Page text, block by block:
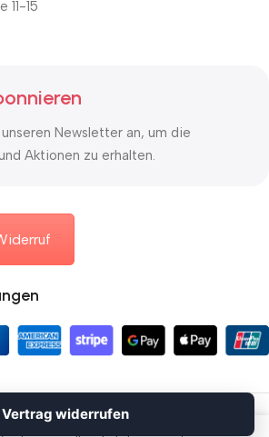
11-15
Newsletter an, um die
Aktionen zu erhalten.
Mauerkasten24.de
Vertrag widerrufen
Vertrag widerrufen